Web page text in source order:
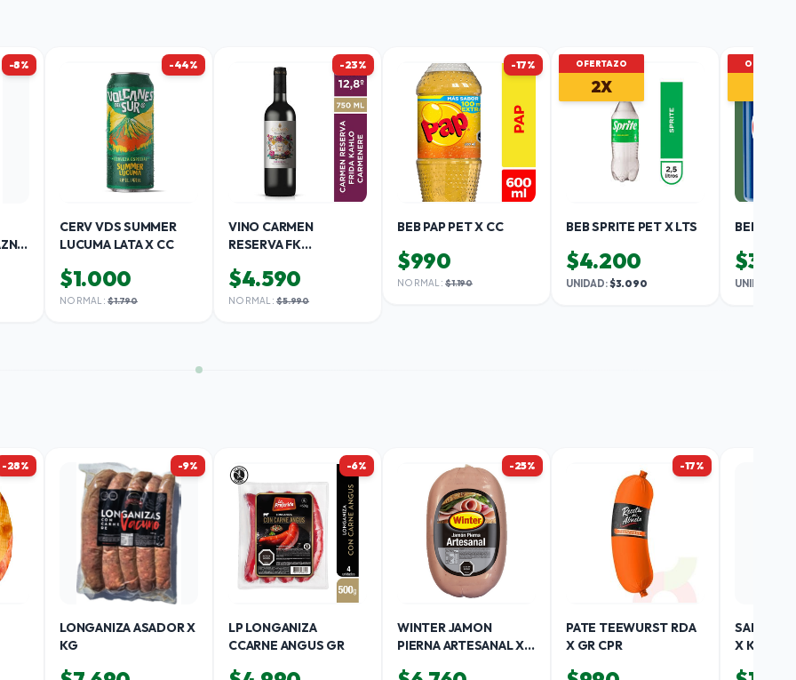
-8% -44%
CERV VDS SUMMER
LUCUMA LATA X CC
$1.000
NORMAL: $1.790
-23%
VINO CARMEN
RESERVA FK
$4.590
NORMAL: $5.990
-17%
BEB PAP PET X CC
$990
NORMAL: $1.190
OFERTAZO
2X
BEB SPRITE PET X LTS
$4.200
UNIDAD:$3.090
OFERTAZO
UNIDAD:
-28% -9%
LONGANIZA ASADOR X
KG
-6%
LP LONGANIZA
CCARNE ANGUS GR
-25%
WINTER JAMON
PIERNA ARTESANAL X
-17%
PATE TEEWURST RDA
X GR CPR
SALAME
X KGF